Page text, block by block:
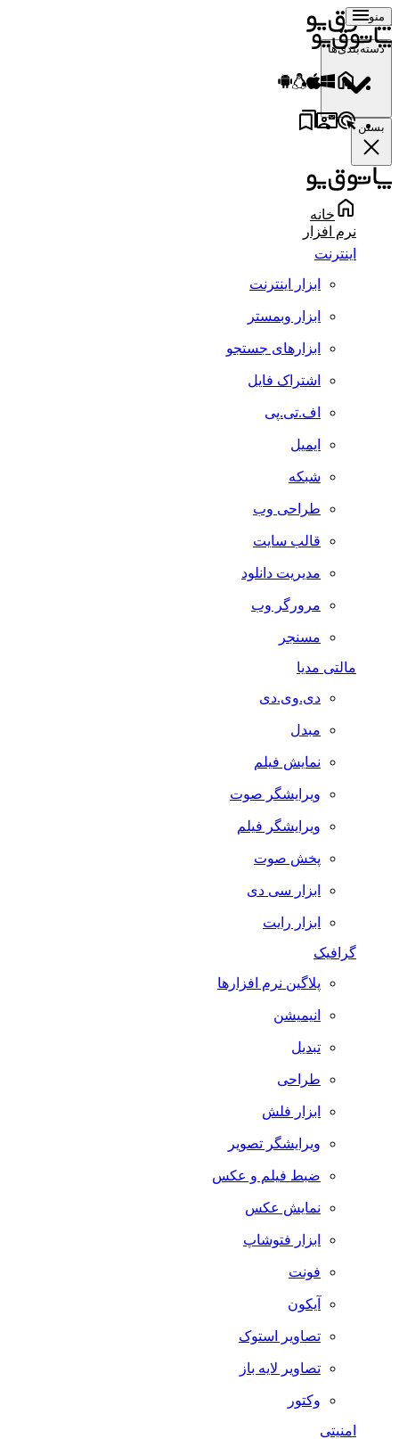
منو
دسته‌بندی‌ها
بستن
خانه
نرم افزار
اینترنت
ابزار اینترنت
ابزار وبمستر
ابزارهای جستجو
اشتراک فایل
اف.تی.پی
ایمیل
شبکه
طراحی وب
قالب سایت
مدیریت دانلود
مرورگر وب
مسنجر
مالتی مدیا
دی.وی.دی
مبدل
نمایش فیلم
ویرایشگر صوت
ویرایشگر فیلم
پخش صوت
ابزار سی دی
ابزار رایت
گرافیک
پلاگین نرم افزارها
انیمیشن
تبدیل
طراحی
ابزار فلش
ویرایشگر تصویر
ضبط فيلم و عكس
نمایش عکس
ابزار فتوشاپ
فونت
آیکون
تصاویر استوک
تصاویر لایه باز
وکتور
امنیتی